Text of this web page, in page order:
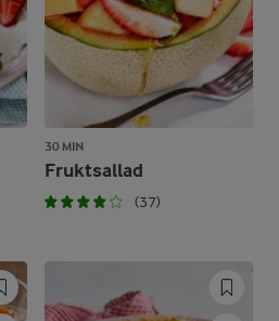
30 MIN
Fruktsallad
(37)